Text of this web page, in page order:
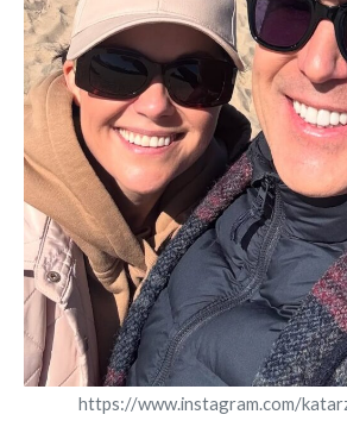
https://www.instagram.com/